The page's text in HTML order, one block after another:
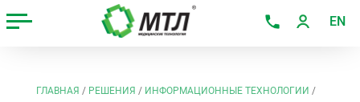
EN
ГЛАВНАЯ / РЕШЕНИЯ / ИНФОРМАЦИОННЫЕ ТЕХНОЛОГИИ /